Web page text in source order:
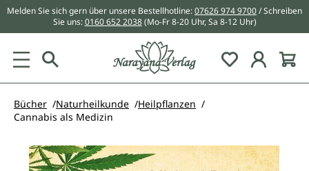
springen
Melden Sie sich gern über unsere Bestellhotline:07626 974 9700/ Schreiben
Sie uns:0160 652 2038 (Mo-Fr 8-20 Uhr, Sa 8-12 Uhr)
Du hast 0
Bücher Naturheilkunde
Heilpflanzen
Cannabis als Medizin
Bildergalerie überspringen